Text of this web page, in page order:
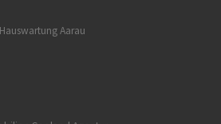
Hauswartung Aarau